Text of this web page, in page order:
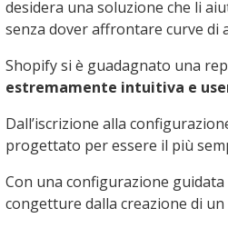
desidera una soluzione che li
senza dover affrontare curve di
Shopify si è guadagnato una
estremamente intuitiva e
Dall’iscrizione alla
progettato per essere il più
Con una configurazione
congetture dalla creazione di